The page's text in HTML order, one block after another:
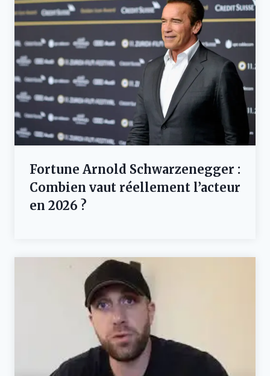
Fortune Arnold Schwarzenegger :
Combien vaut réellement l’acteur
en 2026 ?